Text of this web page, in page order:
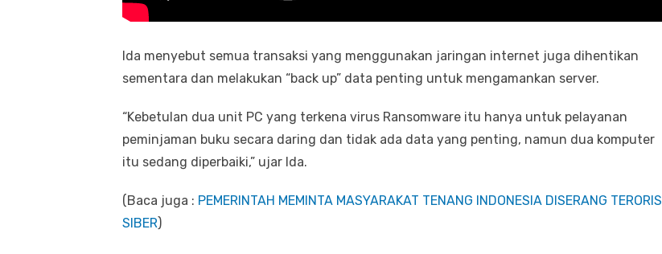
Ida menyebut semua transaksi yang menggunakan jaringan internet juga dihentikan
sementara dan melakukan “back up” data penting untuk mengamankan server.
“Kebetulan dua unit PC yang terkena virus Ransomware itu hanya untuk pelayanan
peminjaman buku secara daring dan tidak ada data yang penting, namun dua komputer
itu sedang diperbaiki,” ujar Ida.
(Baca juga : PEMERINTAH MEMINTA MASYARAKAT TENANG INDONESIA DISERANG TERORIS
SIBER)